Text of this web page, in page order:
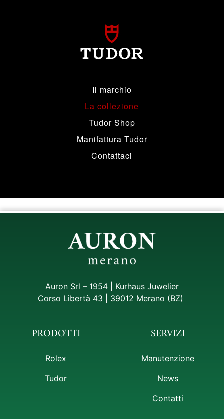
Il marchio
La collezione
Tudor Shop
Manifattura Tudor
Contattaci
Auron Srl – 1954 | Kurhaus Juwelier
Corso Libertà 43 | 39012 Merano (BZ)
PRODOTTI
Rolex
Tudor
SERVIZI
Manutenzione
News
Contatti